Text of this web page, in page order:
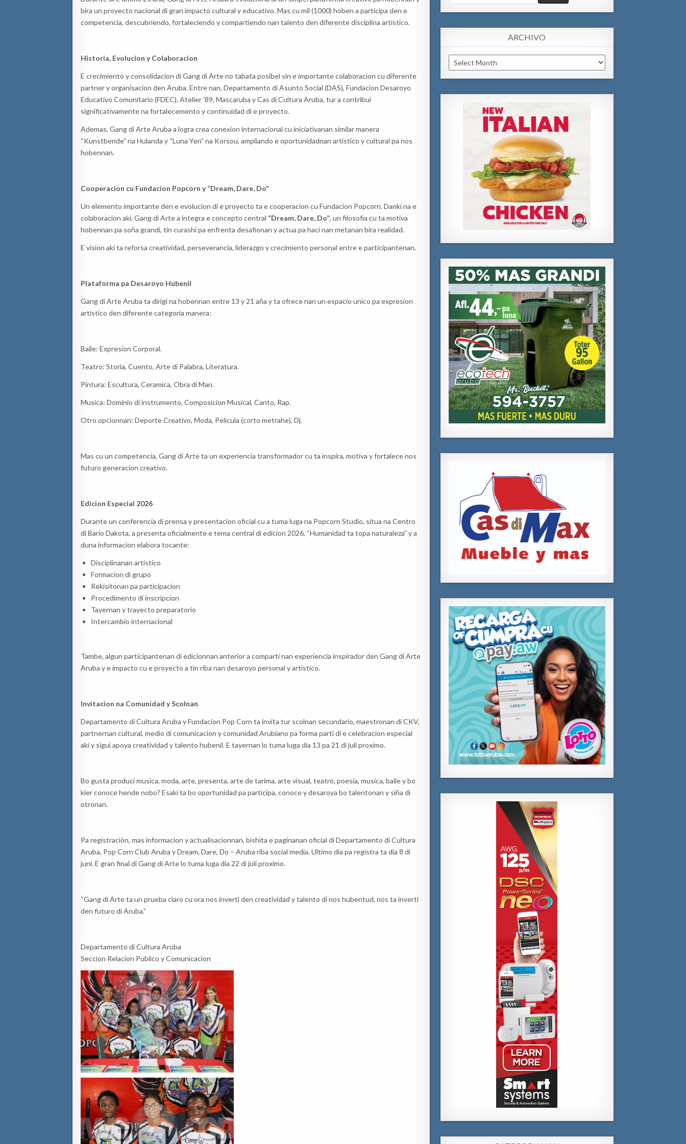
bira un proyecto nacional di gran impacto cultural y educativo. Mas cu mil (1000) hoben a participa den e
competencia, descubriendo, fortaleciendo y compartiendo nan talento den diferente disciplina artistico.
Historia, Evolucion y Colaboracion
E crecimiento y consolidacion di Gang di Arte no tabata posibel sin e importante colaboracion cu diferente
partner y organisacion den Aruba. Entre nan, Departamento di Asunto Social (DAS), Fundacion Desaroyo
Educativo Comunitario (FDEC), Atelier ’89, Mascaruba y Cas di Cultura Aruba, tur a contribui
significativamente na fortalecemento y continuidad di e proyecto.
Ademas, Gang di Arte Aruba a logra crea conexion internacional cu iniciativanan similar manera
“Kunstbende” na Hulanda y “Luna Yen” na Korsou, ampliando e oportunidadnan artistico y cultural pa nos
hobennan.
Cooperacion cu Fundacion Popcorn y “Dream, Dare, Do”
Un elemento importante den e evolucion di e proyecto ta e cooperacion cu Fundacion Popcorn. Danki na e
colaboracion aki, Gang di Arte a integra e concepto central “Dream, Dare, Do”, un filosofia cu ta motiva
hobennan pa soña grandi, tin curashi pa enfrenta desafionan y actua pa haci nan metanan bira realidad.
E vision aki ta reforsa creatividad, perseverancia, liderazgo y crecimiento personal entre e participantenan.
Plataforma pa Desaroyo Hubenil
Gang di Arte Aruba ta dirigi na hobennan entre 13 y 21 aña y ta ofrece nan un espacio unico pa expresion
artistico den diferente categoria manera:
Baile: Expresion Corporal.
Teatro: Storia, Cuento, Arte di Palabra, Literatura.
Pintura: Escultura, Ceramica, Obra di Man.
Musica: Dominio di instrumento, Composicion Musical, Canto, Rap.
Otro opcionnan: Deporte Creativo, Moda, Pelicula (corto metrahe), Dj.
Mas cu un competencia, Gang di Arte ta un experiencia transformador cu ta inspira, motiva y fortalece nos
futuro generacion creativo.
Edicion Especial 2026
Durante un conferencia di prensa y presentacion oficial cu a tuma luga na Popcorn Studio, situa na Centro
di Bario Dakota, a presenta oficialmente e tema central di edicion 2026, “Humanidad ta topa naturaleza” y a
duna informacion elabora tocante:
Disciplinanan artistico
Formacion di grupo
Rekisitonan pa participacion
Procedimento di inscripcion
Tayernan y trayecto preparatorio
Intercambio internacional
Tambe, algun participantenan di edicionnan anterior a comparti nan experiencia inspirador den Gang di Arte
Aruba y e impacto cu e proyecto a tin riba nan desaroyo personal y artistico.
Invitacion na Comunidad y Scolnan
Departamento di Cultura Aruba y Fundacion Pop Corn ta invita tur scolnan secundario, maestronan di CKV,
partnernan cultural, medio di comunicacion y comunidad Arubiano pa forma parti di e celebracion especial
aki y sigui apoya creatividad y talento hubenil. E tayernan lo tuma luga dia 13 pa 21 di juli proximo.
Bo gusta produci musica, moda, arte, presenta, arte de tarima, arte visual, teatro, poesía, musica, baile y bo
kier conoce hende nobo? Esaki ta bo oportunidad pa participa, conoce y desaroya bo talentonan y siña di
otronan.
Pa registración, mas informacion y actualisacionnan, bishita e paginanan oficial di Departamento di Cultura
Aruba, Pop Corn Club Aruba y Dream, Dare, Do – Aruba riba social media. Ultimo dia pa registra ta dia 8 di
juni. E gran final di Gang di Arte lo tuma luga dia 22 di juli proximo.
“Gang di Arte ta un prueba claro cu ora nos inverti den creatividad y talento di nos hubentud, nos ta inverti
den futuro di Aruba.”
Departamento di Cultura Aruba
Seccion Relacion Publico y Comunicacion
for:
ARCHIVO
Archivo